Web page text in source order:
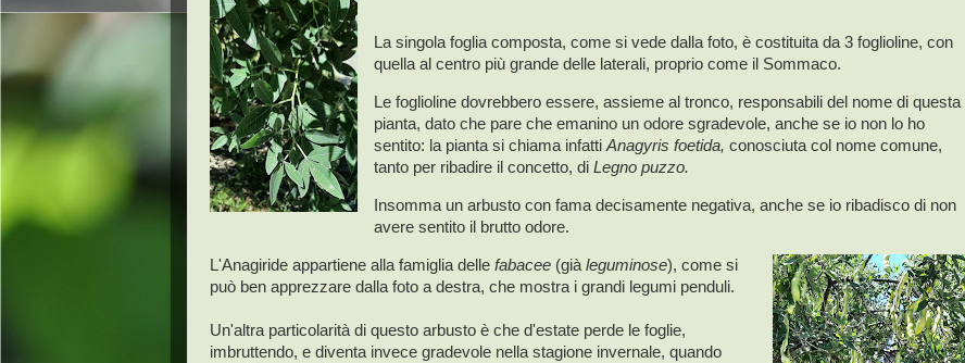
La singola foglia composta, come si vede dalla foto, è costituita da 3 foglioline, con
quella al centro più grande delle laterali, proprio come il Sommaco.
Le foglioline dovrebbero essere, assieme al tronco, responsabili del nome di questa
pianta, dato che pare che emanino un odore sgradevole, anche se io non lo ho
sentito: la pianta si chiama infattiAnagyris foetida, conosciuta col nome comune,
tanto per ribadire il concetto, di Legno puzzo.
Insomma un arbusto con fama decisamente negativa, anche se io ribadisco di non
avere sentito il brutto odore.
L'Anagiride appartiene alla famiglia delle fabacee (già leguminose), come si
può ben apprezzare dalla foto a destra, che mostra i grandi legumi penduli.
Un'altra particolarità di questo arbusto è che d'estate perde le foglie,
imbruttendo, e diventa invece gradevole nella stagione invernale, quando